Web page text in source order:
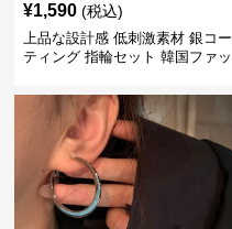
¥1,590 (税込)
上品な設計感 低刺激素材 銀コー
ティング 指輪セット 韓国ファッ